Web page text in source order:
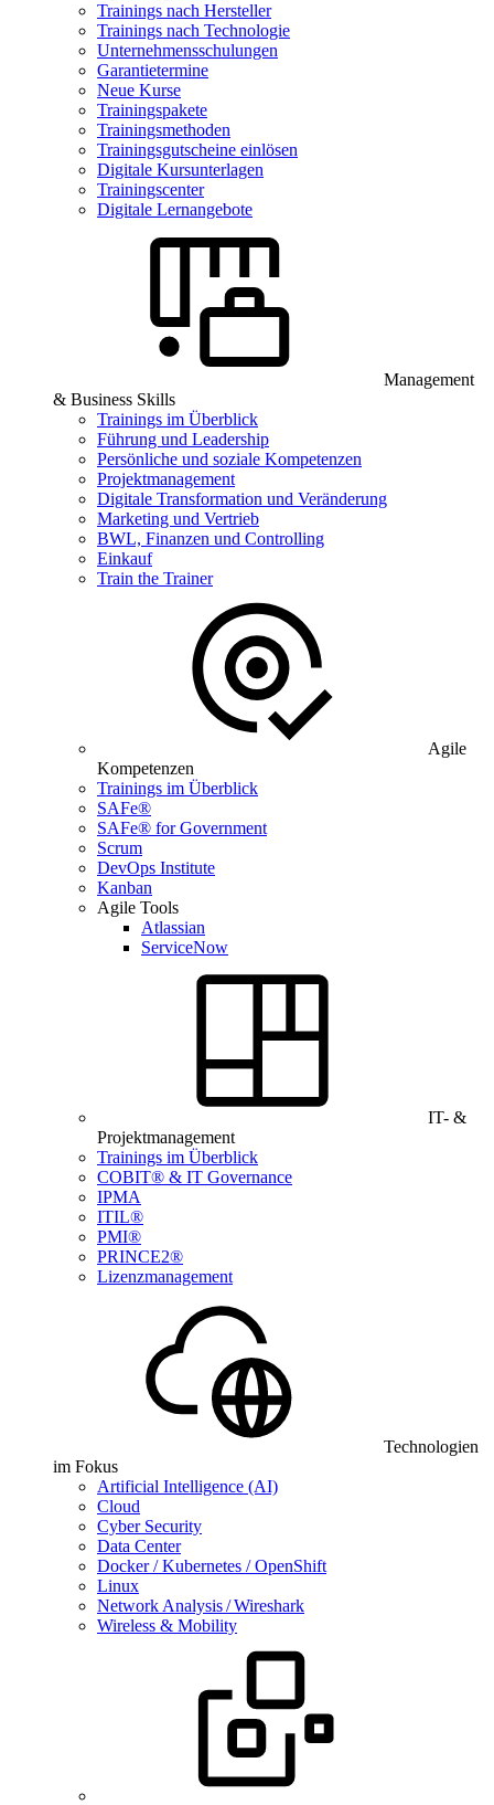
Trainings nach Hersteller
Trainings nach Technologie
Unternehmensschulungen
Garantietermine
Neue Kurse
Trainingspakete
Trainingsmethoden
Trainingsgutscheine einlösen
Digitale Kursunterlagen
Trainingscenter
Digitale Lernangebote
Management
& Business Skills
Trainings im Überblick
Führung und Leadership
Persönliche und soziale Kompetenzen
Projektmanagement
Digitale Transformation und Veränderung
Marketing und Vertrieb
BWL, Finanzen und Controlling
Einkauf
Train the Trainer
Agile
Kompetenzen
Trainings im Überblick
SAFe®
SAFe® for Government
Scrum
DevOps Institute
Kanban
Agile Tools
Atlassian
ServiceNow
IT- &
Projektmanagement
Trainings im Überblick
COBIT® & IT Governance
IPMA
ITIL®
PMI®
PRINCE2®
Lizenzmanagement
Technologien
im Fokus
Artificial Intelligence (AI)
Cloud
Cyber Security
Data Center
Docker / Kubernetes / OpenShift
Linux
Network Analysis / Wireshark
Wireless & Mobility